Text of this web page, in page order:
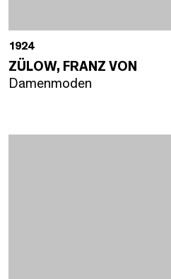
1924
ZÜLOW, FRANZ VON
Damenmoden